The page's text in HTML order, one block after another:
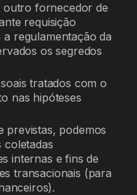
outro fornecedor de
requisição
regulamentação da
os segredos
tratados com o
nas hipóteses
previstas, podemos
coletadas
internas e fins de
transacionais (para